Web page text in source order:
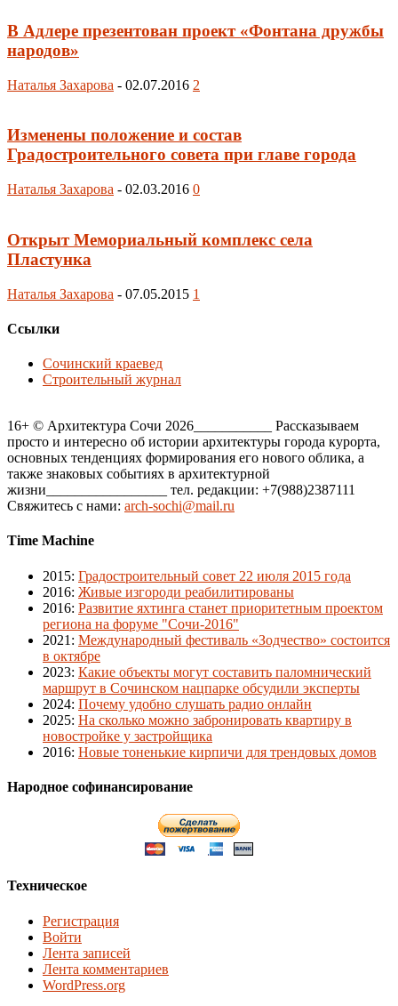
В Адлере презентован проект «Фонтана дружбы
народов»
Наталья Захарова - 02.07.2016 2
Изменены положение и состав
Градостроительного совета при главе города
Наталья Захарова - 02.03.2016 0
Открыт Мемориальный комплекс села
Пластунка
Наталья Захарова - 07.05.2015 1
Ссылки
Сочинский краевед
Строительный журнал
16+ © Архитектура Сочи 2026___________ Рассказываем
просто и интересно об истории архитектуры города курорта,
основных тенденциях формирования его нового облика, а
также знаковых событиях в архитектурной
жизни_________________ тел. редакции: +7(988)2387111
Свяжитесь с нами: arch-sochi@mail.ru
Time Machine
2015: Градостроительный совет 22 июля 2015 года
2016: Живые изгороди реабилитированы
2016: Развитие яхтинга станет приоритетным проектом
региона на форуме "Сочи-2016"
2021 : Международный фестиваль «Зодчество» состоится
в октябре
2023: Какие объекты могут составить паломнический
маршрут в Сочинском нацпарке обсудили эксперты
2024: Почему удобно слушать радио онлайн
2025: На сколько можно забронировать квартиру в
новостройке у застройщика
2016: Новые тоненькие кирпичи для трендовых домов
Народное софинансирование
Техническое
Регистрация
Войти
Лента записей
Лента комментариев
WordPress.org